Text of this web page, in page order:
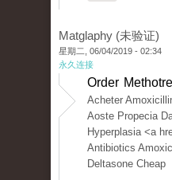
Matglaphy (未验证)
星期二, 06/04/2019 - 02:34
永久连接
Order
Acheter
Aoste Propecia
Hyperplasia <a
Antibiotics
Deltasone Cheap